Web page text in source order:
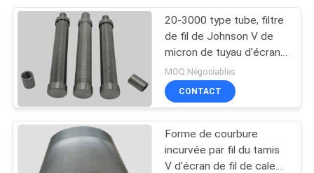
20-3000 type tube, filtre
de fil de Johnson V de
micron de tuyau d'écran
de fil de la cale SS304
MOQ:Négociables
CONTACT
Forme de courbure
incurvée par fil du tamis
V d'écran de fil de cale